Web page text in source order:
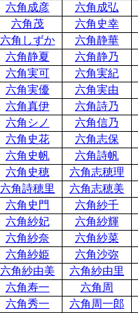
六角成彦
六角成弘
六角茂
六角史幸
六角しずか
六角静華
六角静夏
六角静乃
六角実可
六角実紀
六角実優
六角実由
六角真伊
六角詩乃
六角シノ
六角信乃
六角史花
六角志保
六角史帆
六角詩帆
六角史穂
六角志穂理
六角詩穂里
六角志穂美
六角史門
六角紗千
六角紗妃
六角紗輝
六角紗奈
六角紗菜
六角紗姫
六角沙弥
六角紗由美
六角紗由里
六角寿一
六角周
六角秀一
六角周一郎